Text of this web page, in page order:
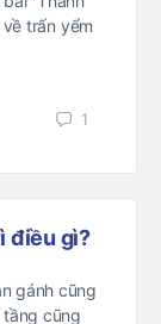
trấn yểm
1
điều gì?
gánh cũng
tầng cũng